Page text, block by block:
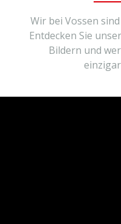
Wir bei Vossen
Entdecken Sie
Bildern und